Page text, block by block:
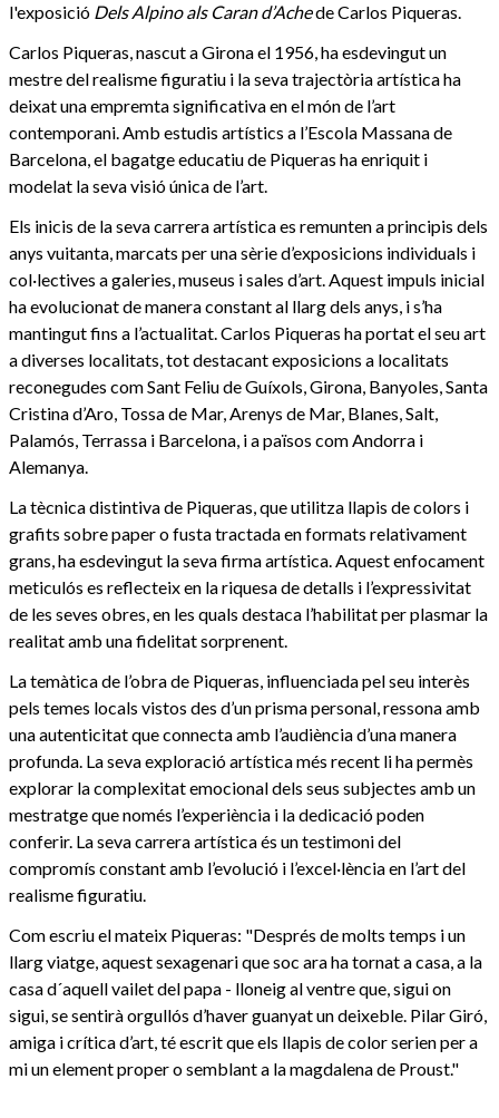
l'exposició Dels Alpino als Caran d’Achede Carlos Piqueras.
Carlos Piqueras, nascut a Girona el 1956, ha esdevingut un
mestre del realisme figuratiu i la seva trajectòria artística ha
deixat una empremta significativa en el món de l’art
contemporani. Amb estudis artístics a l’Escola Massana de
Barcelona, el bagatge educatiu de Piqueras ha enriquit i
modelat la seva visió única de l’art.
Els inicis de la seva carrera artística es remunten a principis dels
anys vuitanta, marcats per una sèrie d’exposicions individuals i
col·lectives a galeries, museus i sales d’art. Aquest impuls inicial
ha evolucionat de manera constant al llarg dels anys, i s’ha
mantingut fins a l’actualitat. Carlos Piqueras ha portat el seu art
a diverses localitats, tot destacant exposicions a localitats
reconegudes com Sant Feliu de Guíxols, Girona, Banyoles, Santa
Cristina d’Aro, Tossa de Mar, Arenys de Mar, Blanes, Salt,
Palamós, Terrassa i Barcelona, i a països com Andorra i
Alemanya.
La tècnica distintiva de Piqueras, que utilitza llapis de colors i
grafits sobre paper o fusta tractada en formats relativament
grans, ha esdevingut la seva firma artística. Aquest enfocament
meticulós es reflecteix en la riquesa de detalls i l’expressivitat
de les seves obres, en les quals destaca l’habilitat per plasmar la
realitat amb una fidelitat sorprenent.
La temàtica de l’obra de Piqueras, influenciada pel seu interès
pels temes locals vistos des d’un prisma personal, ressona amb
una autenticitat que connecta amb l’audiència d’una manera
profunda. La seva exploració artística més recent li ha permès
explorar la complexitat emocional dels seus subjectes amb un
mestratge que només l’experiència i la dedicació poden
conferir. La seva carrera artística és un testimoni del
compromís constant amb l’evolució i l’excel·lència en l’art del
realisme figuratiu.
Com escriu el mateix Piqueras: "Després de molts temps i un
llarg viatge, aquest sexagenari que soc ara ha tornat a casa, a la
casa d´aquell vailet del papa - lloneig al ventre que, sigui on
sigui, se sentirà orgullós d’haver guanyat un deixeble. Pilar Giró,
amiga i crítica d’art, té escrit que els llapis de color serien per a
mi un element proper o semblant a la magdalena de Proust."